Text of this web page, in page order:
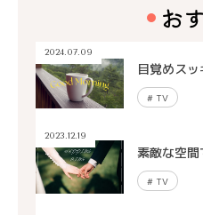
お
2024.07.09
目覚めス
#TV
2023.12.19
素敵な空
#TV